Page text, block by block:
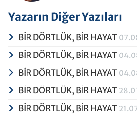
Yazarın Diğer Yazıları
BİR DÖRTLÜK, BİR HAYAT
BİR DÖRTLÜK, BİR HAYAT
BİR DÖRTLÜK, BİR HAYAT
BİR DÖRTLÜK, BİR HAYAT
BİR DÖRTLÜK, BİR HAYAT